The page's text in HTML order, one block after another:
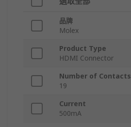
品牌
Molex
Product Type
HDMI Connector
Number of Contacts
19
Current
500mA